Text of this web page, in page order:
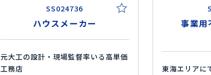
SS024736
ハウスメーカー
元大工の設計・現場監督率いる高単価
工務店
事業用
東海エリアに